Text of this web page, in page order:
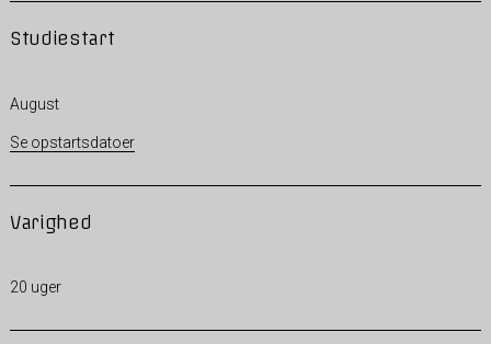
Studiestart
August
Se opstartsdatoer
Varighed
20 uger